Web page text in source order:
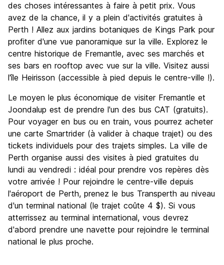
des choses intéressantes à faire à petit prix. Vous
avez de la chance, il y a plein d'activités gratuites à
Perth ! Allez aux jardins botaniques de Kings Park pour
profiter d'une vue panoramique sur la ville. Explorez le
centre historique de Fremantle, avec ses marchés et
ses bars en rooftop avec vue sur la ville. Visitez aussi
l'île Heirisson (accessible à pied depuis le centre-ville !).
Le moyen le plus économique de visiter Fremantle et
Joondalup est de prendre l'un des bus CAT (gratuits).
Pour voyager en bus ou en train, vous pourrez acheter
une carte Smartrider (à valider à chaque trajet) ou des
tickets individuels pour des trajets simples. La ville de
Perth organise aussi des visites à pied gratuites du
lundi au vendredi : idéal pour prendre vos repères dès
votre arrivée ! Pour rejoindre le centre-ville depuis
l'aéroport de Perth, prenez le bus Transperth au niveau
d'un terminal national (le trajet coûte 4 $). Si vous
atterrissez au terminal international, vous devrez
d'abord prendre une navette pour rejoindre le terminal
national le plus proche.